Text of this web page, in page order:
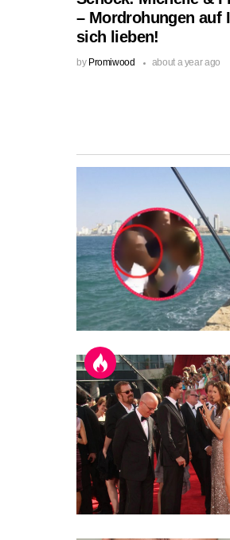
– Mordrohungen auf
sich lieben!
by Promiwood about a year ago